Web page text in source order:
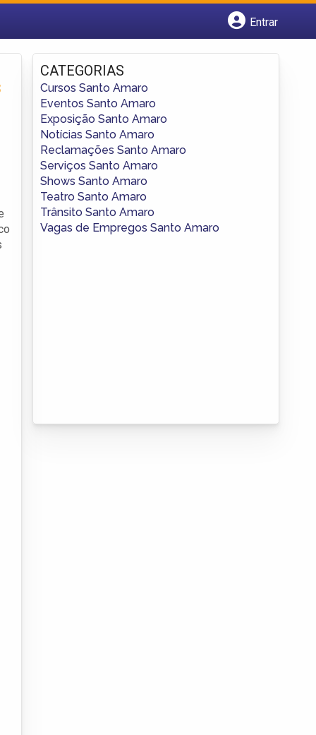
Entrar
Fazer login
Criar conta
CATEGORIAS
Cursos Santo Amaro
Eventos Santo Amaro
Exposição Santo Amaro
Notícias Santo Amaro
Reclamações Santo Amaro
Serviços Santo Amaro
Shows Santo Amaro
Teatro Santo Amaro
Trânsito Santo Amaro
Vagas de Empregos Santo Amaro